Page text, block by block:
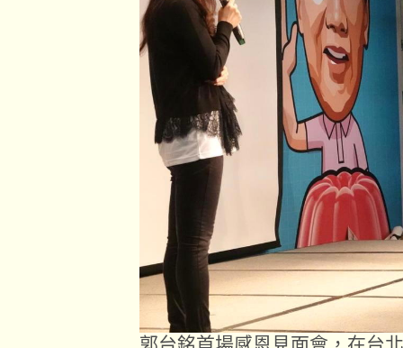
郭台銘首場感恩見面會，在台